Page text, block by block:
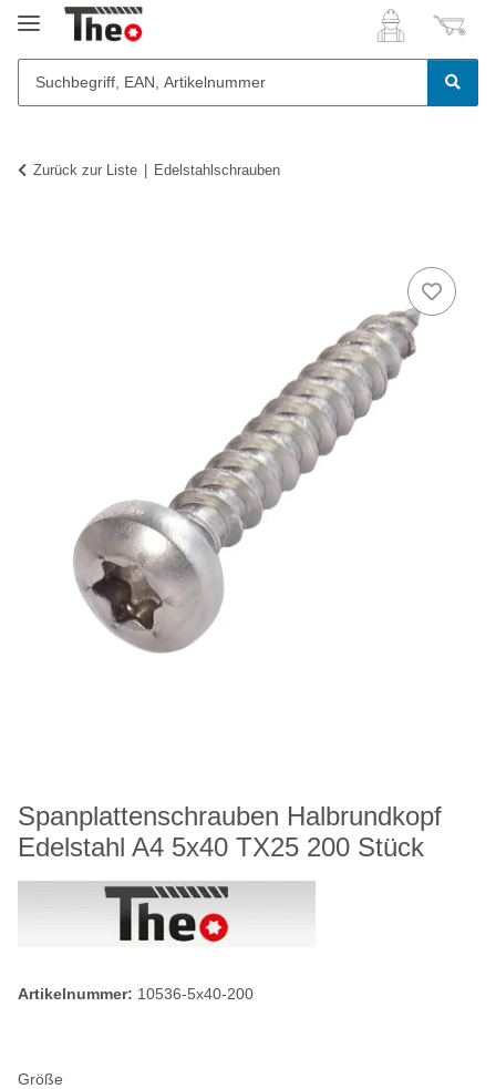
Zurück zur Liste Edelstahlschrauben
Spanplattenschrauben Halbrundkopf
Edelstahl A4 5x40 TX25 200 Stück
Artikelnummer: 10536-5x40-200
Größe